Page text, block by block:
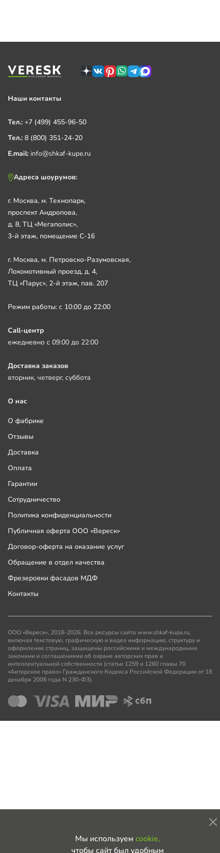
Мы используем cookie,
чтобы сайт был удобным
Наши контакты
Тел.: +7 (499) 455-96-50
Тел.: 8 (800) 351-24-20
E.mail: info@shkaf-kupe.ru
Адреса шоурумов:
г. Москва, м. Технопарк,
проспект Андропова,
д. 8, ТЦ «Мегаполис»,
3-й этаж, помещение С-16
г. Москва, м. Петровско-Разумовская,
Локомотивный проезд, д. 4,
ТЦ «Парус», 2-й этаж, пав. 207
Режим работы: с 10:00 до 22:00
Call-центр
ежедневно с 09:00 до 22:00
Доставка заказов
вторник, четверг, суббота
О нас
О фабрике
Отзывы
Доставка
Оплата
Гарантии
Сотрудничество
Политика конфиденциальности
Публичная оферта ООО «Вереск»
Договор-оферта на оказание услуг
Обращение в отдел качества
Фрезеровки фасадов МДФ
Контакты
ООО «Вереск», 2018-2026. Все ресурсы сайта www.shkaf-kupe.ru,
включая текстовую, графическую и видео информацию, структуру и
оформление страниц, защищены российскими и международными
законами и соглашениями об охране авторских прав и
интеллектуальной собственности (статьи 1259 и 1260 главы 70
«Авторское право» Гражданского Кодекса Российской Федерации от 18
декабря 2006 года N 230-ФЗ).